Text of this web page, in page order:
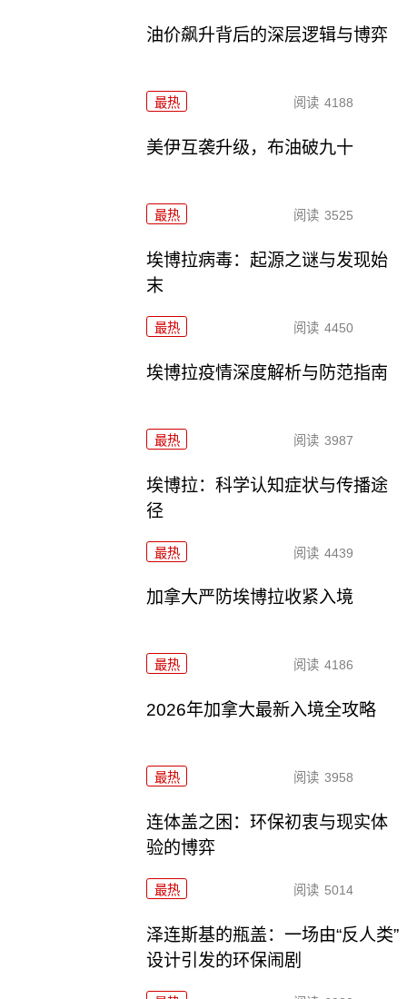
油价飙升背后的深层逻辑与博弈
最热 阅读 4188
美伊互袭升级，布油破九十
最热 阅读 3525
埃博拉病毒：起源之谜与发现始
末
最热 阅读 4450
埃博拉疫情深度解析与防范指南
最热 阅读 3987
埃博拉：科学认知症状与传播途
径
最热 阅读 4439
加拿大严防埃博拉收紧入境
最热 阅读 4186
2026年加拿大最新入境全攻略
最热 阅读 3958
连体盖之困：环保初衷与现实体
验的博弈
最热 阅读 5014
泽连斯基的瓶盖：一场由“反人类”
设计引发的环保闹剧